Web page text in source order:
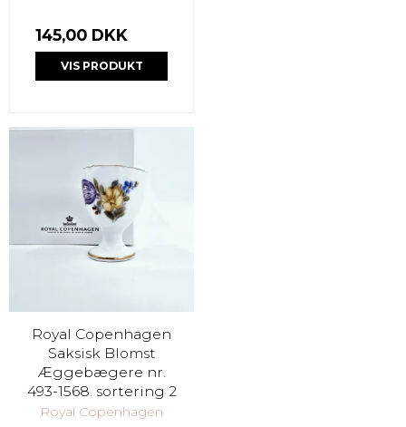
145,00 DKK
VIS PRODUKT
Royal Copenhagen
Saksisk Blomst
Æggebægere nr.
493-1568. sortering 2
Royal Copenhagen